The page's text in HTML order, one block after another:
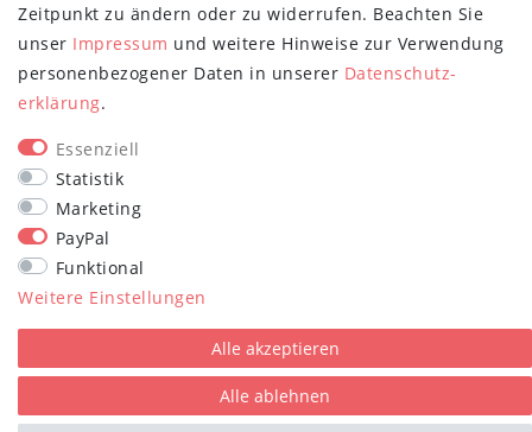
STAY CONNECTED
Zeitpunkt zu ändern oder zu widerrufen. Beachten Sie
unser Impressum und weitere Hinweise zur Verwendung
personenbezogener Daten in unserer Daten­schutz­
erklärung.
Essenziell
Statistik
Marketing
PayPal
Funktional
Weitere Einstellungen
Alle akzeptieren
Alle ablehnen